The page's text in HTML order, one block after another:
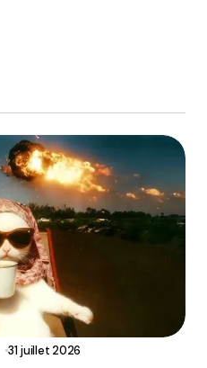
31 juillet 2026